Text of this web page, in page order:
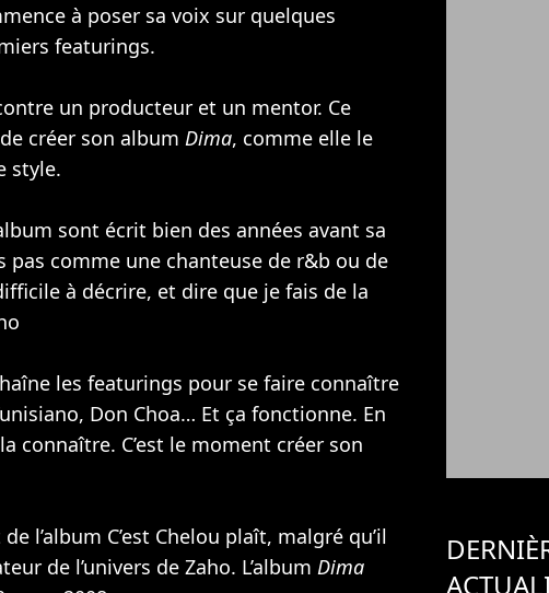
à poser sa voix sur quelques
featurings.
un producteur et un mentor. Ce
créer son album Dima, comme elle le
style.
sont écrit bien des années avant sa
pas comme une chanteuse de r&b ou de
à décrire, et dire que je fais de la
les featurings pour se faire connaître
Don Choa… Et ça fonctionne. En
connaître. C’est le moment créer son
l’album C’est Chelou plaît, malgré qu’il
de l’univers de Zaho. L’album Dima